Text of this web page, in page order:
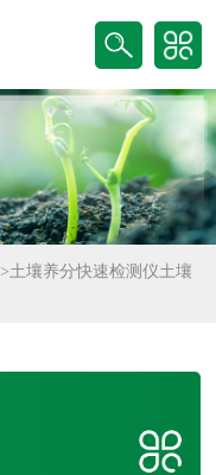
>土壤养分快速检测仪土壤